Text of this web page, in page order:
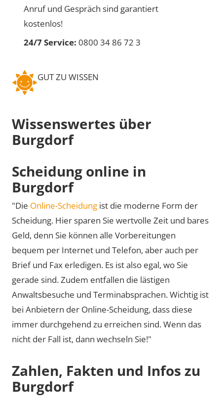
Anruf und Gespräch sind garantiert
kostenlos!
24/7 Service: 0800 34 86 72 3
GUT ZU WISSEN
Wissenswertes über
Burgdorf
Scheidung online in
Burgdorf
"Die Online-Scheidung ist die moderne Form der
Scheidung. Hier sparen Sie wertvolle Zeit und bares
Geld, denn Sie können alle Vorbereitungen
bequem per Internet und Telefon, aber auch per
Brief und Fax erledigen. Es ist also egal, wo Sie
gerade sind. Zudem entfallen die lästigen
Anwaltsbesuche und Terminabsprachen. Wichtig ist
bei Anbietern der Online-Scheidung, dass diese
immer durchgehend zu erreichen sind. Wenn das
nicht der Fall ist, dann wechseln Sie!"
Zahlen, Fakten und Infos zu
Burgdorf